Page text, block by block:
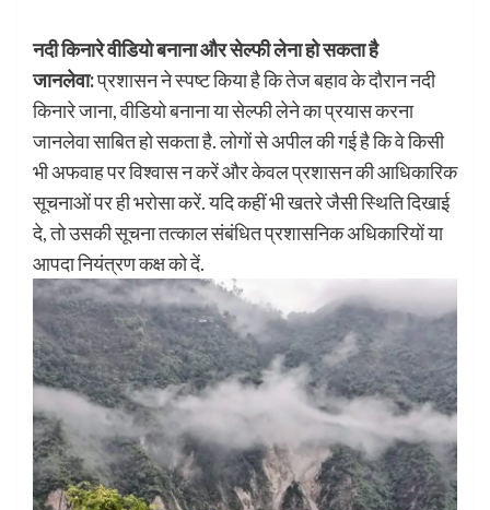
नदी किनारे वीडियो बनाना और सेल्फी लेना हो सकता है
जानलेवा:प्रशासन ने स्पष्ट किया है कि तेज बहाव के दौरान नदी
किनारे जाना, वीडियो बनाना या सेल्फी लेने का प्रयास करना
जानलेवा साबित हो सकता है. लोगों से अपील की गई है कि वे किसी
भी अफवाह पर विश्वास न करें और केवल प्रशासन की आधिकारिक
सूचनाओं पर ही भरोसा करें. यदि कहीं भी खतरे जैसी स्थिति दिखाई
दे, तो उसकी सूचना तत्काल संबंधित प्रशासनिक अधिकारियों या
आपदा नियंत्रण कक्ष को दें.